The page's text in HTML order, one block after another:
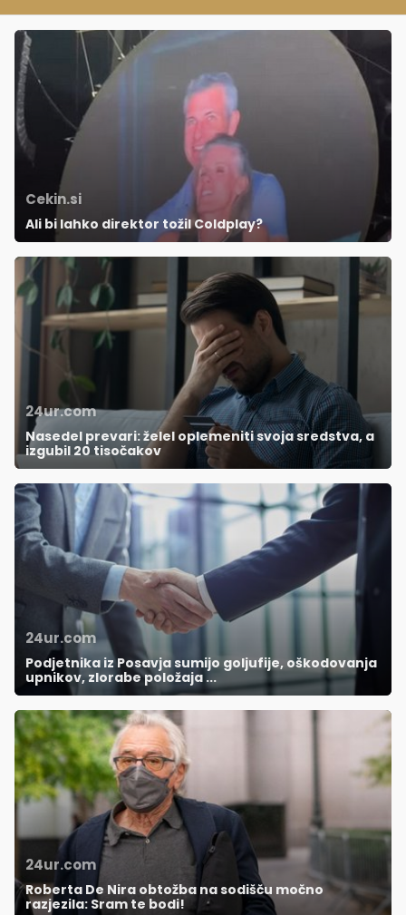
Cekin.si
Ali bi lahko direktor tožil Coldplay?
24ur.com
Nasedel prevari: želel oplemeniti svoja sredstva, a
izgubil 20 tisočakov
24ur.com
Podjetnika iz Posavja sumijo goljufije, oškodovanja
upnikov, zlorabe položaja ...
24ur.com
Roberta De Nira obtožba na sodišču močno
razjezila: Sram te bodi!